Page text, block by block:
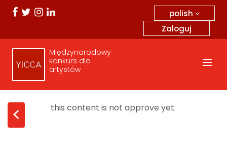
polish
Zaloguj
Międzynarodowy
konkurs dla
artystów
< this content is not approve yet.